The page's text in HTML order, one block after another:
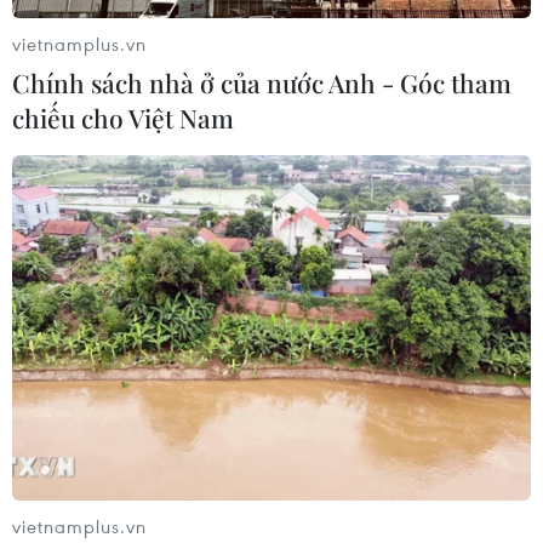
Thuế polysilicon: Doanh nghiệp Hàn
Quốc tại Mỹ có lợi thế
07/08/2026 12:17
Tầm nhìn bán dẫn của Malaysia: Đi
từ thế mạnh sẵn có lên nấc thang giá
trị cao
07/08/2026 11:51
Đắk Lắk phát động chiến dịch “30
ngày đêm” chuẩn hóa dữ liệu sầu
riêng
07/08/2026 11:50
vietnamplus.vn
Chính sách nhà ở của nước Anh - Góc tham
chiếu cho Việt Nam
vietnamplus.vn